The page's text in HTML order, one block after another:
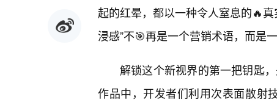
起的红晕，都以一种令人窒息的🔥
浸感”不🎯再是一个营销术语，而是
解锁这个新视界的第一把钥匙
作品中，开发者们利用次表面散射